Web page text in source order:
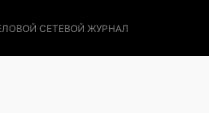
СЕТЕВОЙ ЖУРНАЛ